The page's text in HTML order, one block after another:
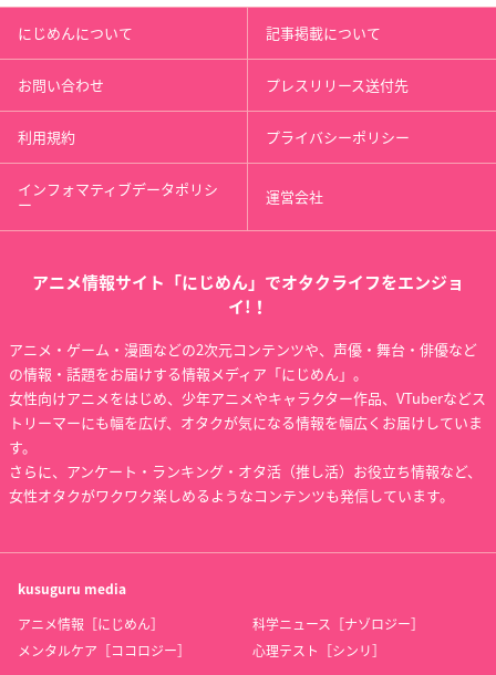
にじめんについて 記事掲載について
お問い合わせ プレスリリース送付先
利用規約 プライバシーポリシー
インフォマティブデータポリシ
ー 運営会社
アニメ情報サイト「にじめん」でオタクライフをエンジョ
イ!！
アニメ・ゲーム・漫画などの2次元コンテンツや、声優・舞台・俳優など
の情報・話題をお届けする情報メディア「にじめん」。
女性向けアニメをはじめ、少年アニメやキャラクター作品、VTuberなどス
トリーマーにも幅を広げ、オタクが気になる情報を幅広くお届けしていま
す。
さらに、アンケート・ランキング・オタ活（推し活）お役立ち情報など、
女性オタクがワクワク楽しめるようなコンテンツも発信しています。
kusuguru media
アニメ情報［にじめん］
科学ニュース［ナゾロジー］
メンタルケア［ココロジー］
心理テスト［シンリ］